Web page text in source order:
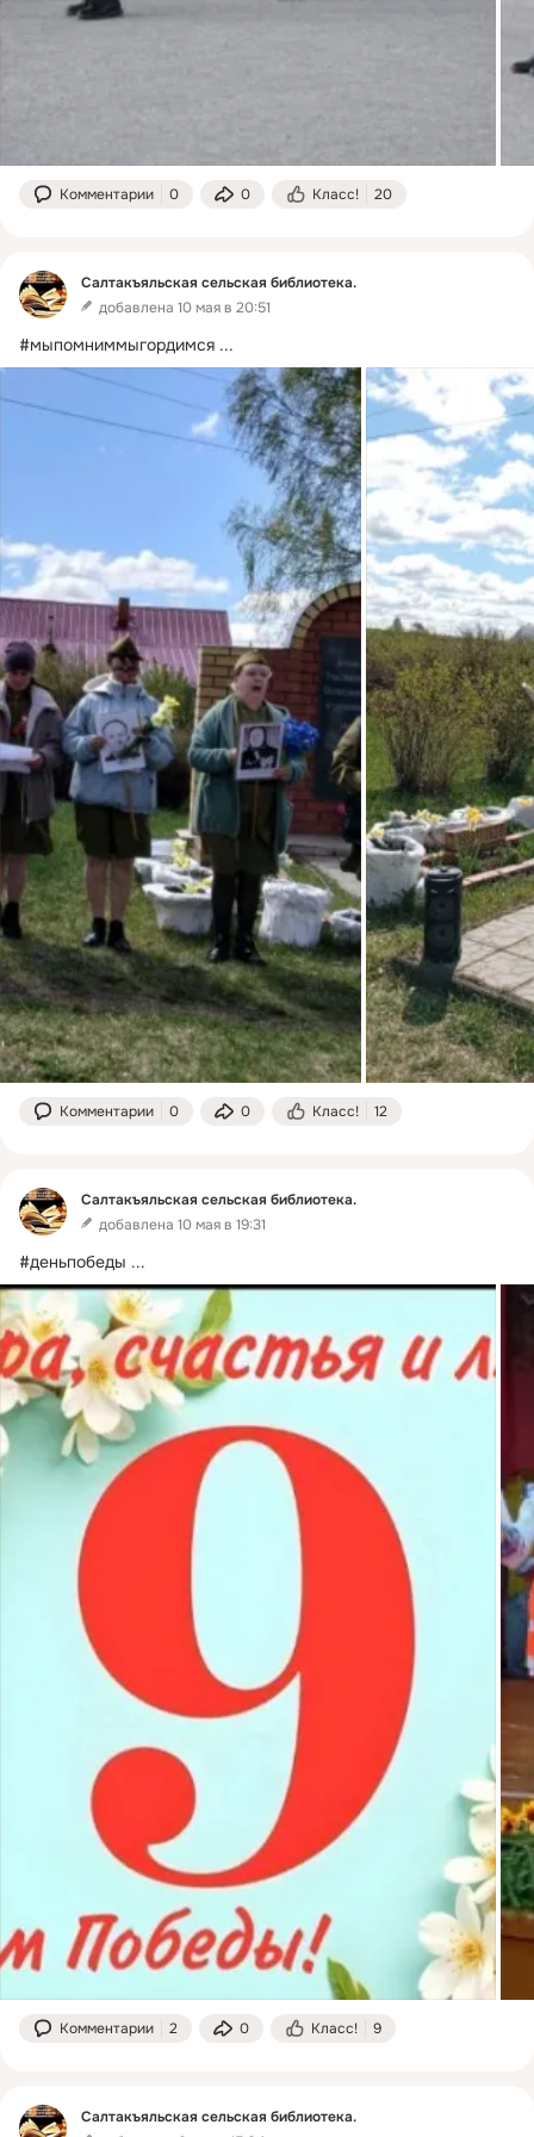
Комментарии 0 0 Класс! 20
Салтакъяльская сельская библиотека.
добавлена 10 мая в 20:51
#мыпомниммыгордимся ...
Комментарии 0 0 Класс! 12
Салтакъяльская сельская библиотека.
добавлена 10 мая в 19:31
#деньпобеды ...
Комментарии 2 0 Класс! 9
Салтакъяльская сельская библиотека.